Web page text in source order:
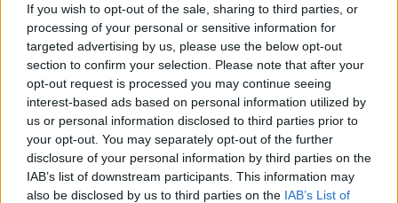
If you wish to opt-out of the sale, sharing to third parties, or
processing of your personal or sensitive information for
targeted advertising by us, please use the below opt-out
section to confirm your selection. Please note that after your
opt-out request is processed you may continue seeing
interest-based ads based on personal information utilized by
us or personal information disclosed to third parties prior to
your opt-out. You may separately opt-out of the further
disclosure of your personal information by third parties on the
IAB’s list of downstream participants. This information may
also be disclosed by us to third parties on the IAB’s List of
Continua a leggere